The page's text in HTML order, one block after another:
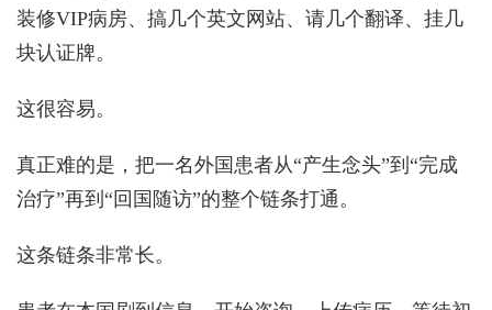
装修VIP病房、搞几个英文网站、请几个翻译、挂几
块认证牌。
这很容易。
真正难的是，把一名外国患者从“产生念头”到“完成
治疗”再到“回国随访”的整个链条打通。
这条链条非常长。